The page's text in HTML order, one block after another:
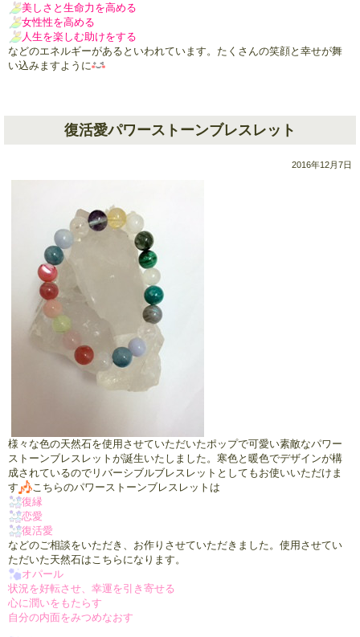
美しさと生命力を高める
女性性を高める
人生を楽しむ助けをする
などのエネルギーがあるといわれています。たくさんの笑顔と幸せが舞
い込みますように
復活愛パワーストーンブレスレット
2016年12月7日
様々な色の天然石を使用させていただいたポップで可愛い素敵なパワー
ストーンブレスレットが誕生いたしました。寒色と暖色でデザインが構
成されているのでリバーシブルブレスレットとしてもお使いいただけま
す
こちらのパワーストーンブレスレットは
復縁
恋愛
復活愛
などのご相談をいただき、お作りさせていただきました。使用させてい
ただいた天然石はこちらになります。
オパール
状況を好転させ、幸運を引き寄せる
心に潤いをもたらす
自分の内面をみつめなおす